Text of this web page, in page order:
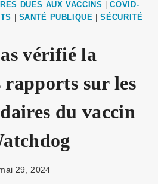
DUES AUX VACCINS |COVID-
SANTÉ PUBLIQUE |SÉCURITÉ
vérifié la
sur les
du vaccin
29, 2024